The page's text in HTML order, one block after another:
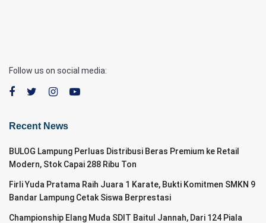
Follow us on social media:
Recent News
BULOG Lampung Perluas Distribusi Beras Premium ke Retail
Modern, Stok Capai 288 Ribu Ton
Firli Yuda Pratama Raih Juara 1 Karate, Bukti Komitmen SMKN 9
Bandar Lampung Cetak Siswa Berprestasi
Championship Elang Muda SDIT Baitul Jannah, Dari 124 Piala